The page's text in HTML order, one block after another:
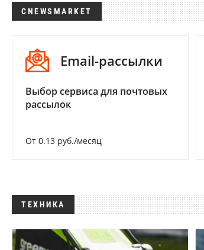
CNEWSMARKET
Email-рассылки
Выбор сервиса для почтовых
рассылок
От 0.13 руб./месяц
ТЕХНИКА